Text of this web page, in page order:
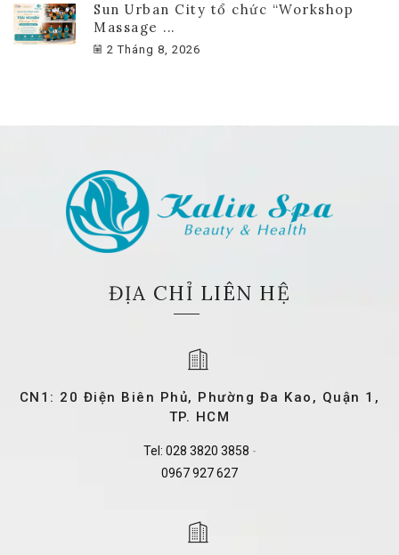
Sun Urban City tổ chức “Workshop
Massage ...
2 Tháng 8, 2026
ĐỊA CHỈ LIÊN HỆ
CN1: 20 Điện Biên Phủ, Phường Đa Kao, Quận 1,
TP. HCM
Tel: 028 3820 3858 -
0967 927 627